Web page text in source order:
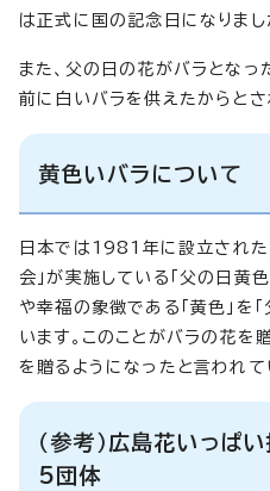
は正式に国の記念日になりまし
また、父の日の花がバラとなっ
前に白いバラを供えたからとさ
黄色いバラについて
日本では1981年に設立された
会」が実施している「父の日黄
や幸福の象徴である「黄色」を
います。このことがバラの花を
を贈るようになったと言われて
（参考）広島花いっぱ
5団体